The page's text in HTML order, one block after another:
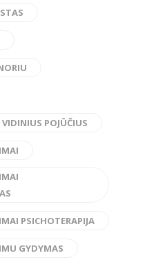
POJŪČIUS
PSICHOTERAPIJA
GYDYMAS